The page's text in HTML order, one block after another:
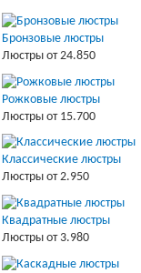
Бронзовые люстры
Люстры от 24.850
Рожковые люстры
Люстры от 15.700
Классические люстры
Люстры от 2.950
Квадратные люстры
Люстры от 3.980